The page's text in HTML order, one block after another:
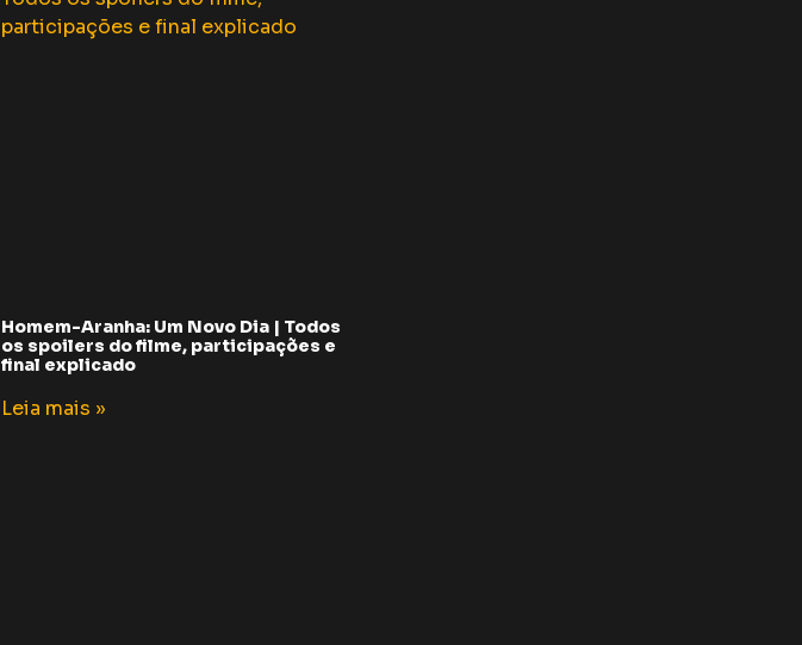
Homem-Aranha: Um Novo Dia | Todos
os spoilers do filme, participações e
final explicado
Leia mais »